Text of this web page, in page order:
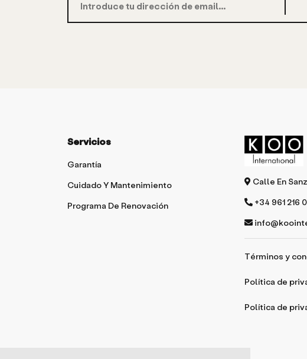
Servicios
Garantía
Cuidado Y Mantenimiento
Programa De Renovación
Calle En
+34 961 216
Términos y
Política de
Política de